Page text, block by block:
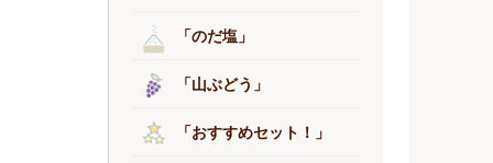
「のだ塩」
「山ぶどう」
「おすすめセット！」